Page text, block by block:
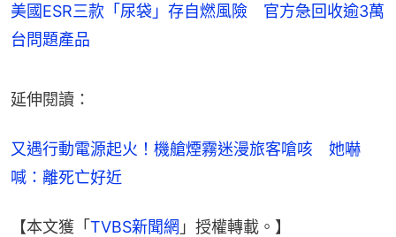
美國ESR三款「尿袋」存自燃風險 官方急回收逾3萬
台問題產品
延伸閱讀：
又遇行動電源起火！機艙煙霧迷漫旅客嗆咳　她嚇
喊：離死亡好近
【本文獲「 TVBS新聞網 」授權轉載。】